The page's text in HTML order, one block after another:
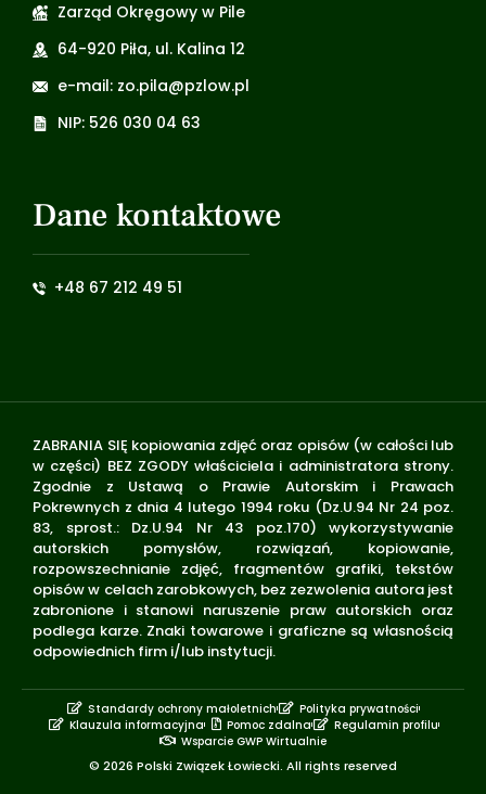
Zarząd Okręgowy w Pile
64-920 Piła, ul. Kalina 12
e-mail: zo.pila@pzlow.pl
NIP: 526 030 04 63
Dane kontaktowe
+48 67 212 49 51
ZABRANIA SIĘ kopiowania zdjęć oraz opisów (w całości lub
w części) BEZ ZGODY właściciela i administratora strony.
Zgodnie z Ustawą o Prawie Autorskim i Prawach
Pokrewnych z dnia 4 lutego 1994 roku (Dz.U.94 Nr 24 poz.
83, sprost.: Dz.U.94 Nr 43 poz.170) wykorzystywanie
autorskich pomysłów, rozwiązań, kopiowanie,
rozpowszechnianie zdjęć, fragmentów grafiki, tekstów
opisów w celach zarobkowych, bez zezwolenia autora jest
zabronione i stanowi naruszenie praw autorskich oraz
podlega karze. Znaki towarowe i graficzne są własnością
odpowiednich firm i/lub instytucji.
© 2026 Polski Związek Łowiecki. All rights reserved
Standardy ochrony małoletnich
Polityka prywatności
Klauzula informacyjna
Pomoc zdalna
Regulamin profilu
Wsparcie GWP Wirtualnie